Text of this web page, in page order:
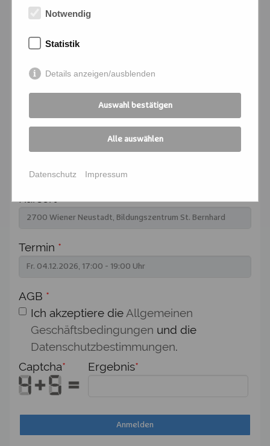
Kommunikation für die angemeldeten
Personen zu übernehmen
Ich melde mich für folgende
Veranstaltung an:
Seminartitel*
Kursort*
Termin *
AGB *
Ich akzeptiere die Allgemeinen
Geschäftsbedingungen und die
Datenschutzbestimmungen.
Captcha* Ergebnis*
Notwendig
Statistik
Details anzeigen/ausblenden
Auswahl bestätigen
Alle auswählen
Datenschutz Impressum